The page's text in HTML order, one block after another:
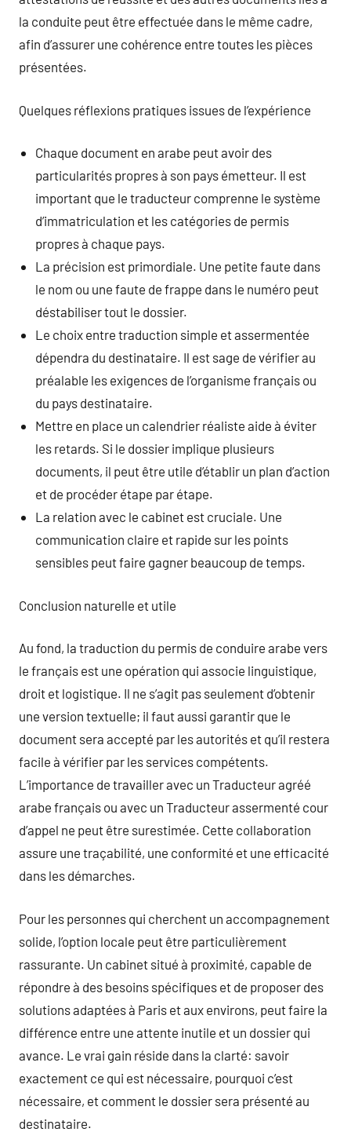
la conduite peut être effectuée dans le même cadre,
afin d’assurer une cohérence entre toutes les pièces
présentées.
Quelques réflexions pratiques issues de l’expérience
Chaque document en arabe peut avoir des
particularités propres à son pays émetteur. Il est
important que le traducteur comprenne le système
d’immatriculation et les catégories de permis
propres à chaque pays.
La précision est primordiale. Une petite faute dans
le nom ou une faute de frappe dans le numéro peut
déstabiliser tout le dossier.
Le choix entre traduction simple et assermentée
dépendra du destinataire. Il est sage de vérifier au
préalable les exigences de l’organisme français ou
du pays destinataire.
Mettre en place un calendrier réaliste aide à éviter
les retards. Si le dossier implique plusieurs
documents, il peut être utile d’établir un plan d’action
et de procéder étape par étape.
La relation avec le cabinet est cruciale. Une
communication claire et rapide sur les points
sensibles peut faire gagner beaucoup de temps.
Conclusion naturelle et utile
Au fond, la traduction du permis de conduire arabe vers
le français est une opération qui associe linguistique,
droit et logistique. Il ne s’agit pas seulement d’obtenir
une version textuelle; il faut aussi garantir que le
document sera accepté par les autorités et qu’il restera
facile à vérifier par les services compétents.
L’importance de travailler avec un Traducteur agréé
arabe français ou avec un Traducteur assermenté cour
d’appel ne peut être surestimée. Cette collaboration
assure une traçabilité, une conformité et une efficacité
dans les démarches.
Pour les personnes qui cherchent un accompagnement
solide, l’option locale peut être particulièrement
rassurante. Un cabinet situé à proximité, capable de
répondre à des besoins spécifiques et de proposer des
solutions adaptées à Paris et aux environs, peut faire la
différence entre une attente inutile et un dossier qui
avance. Le vrai gain réside dans la clarté: savoir
exactement ce qui est nécessaire, pourquoi c’est
nécessaire, et comment le dossier sera présenté au
destinataire.